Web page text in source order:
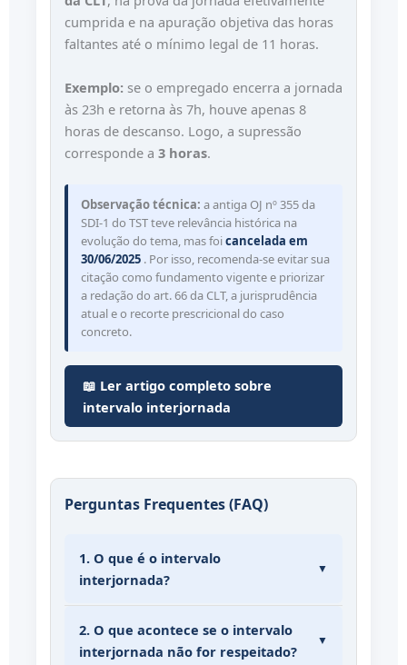
cumprida e na apuração objetiva das horas
faltantes até o mínimo legal de 11 horas.
Exemplo: se o empregado encerra a jornada
às 23h e retorna às 7h, houve apenas 8
horas de descanso. Logo, a supressão
corresponde a 3 horas.
Observação técnica: a antiga OJ nº 355 da
SDI-1 do TST teve relevância histórica na
evolução do tema, mas foicancelada em
30/06/2025 . Por isso, recomenda-se evitar sua
citação como fundamento vigente e priorizar
a redação do art. 66 da CLT, a jurisprudência
atual e o recorte prescricional do caso
concreto.
📖 Ler artigo completo sobre
intervalo interjornada
Perguntas Frequentes (FAQ)
1. O que é o intervalo
interjornada?
▼
o término de uma jornada de trabalho
e o início da seguinte. Está previsto no
2. O que acontece se o intervalo
interjornada não for respeitado?
▼